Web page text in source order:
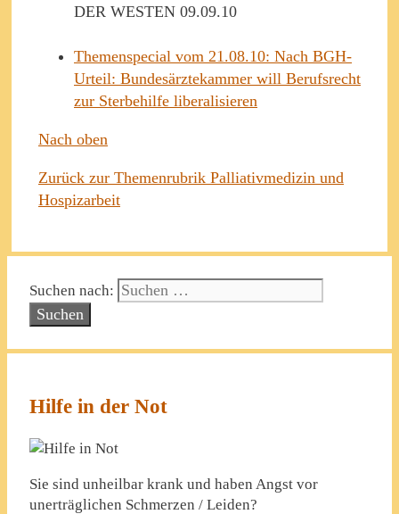
DER WESTEN 09.09.10
Themenspecial vom 21.08.10: Nach BGH-
Urteil: Bundesärztekammer will Berufsrecht
zur Sterbehilfe liberalisieren
Nach oben
Zurück zur Themenrubrik Palliativmedizin und
Hospizarbeit
Suchen nach:
Hilfe in der Not
Sie sind unheilbar krank und haben Angst vor
unerträglichen Schmerzen / Leiden?